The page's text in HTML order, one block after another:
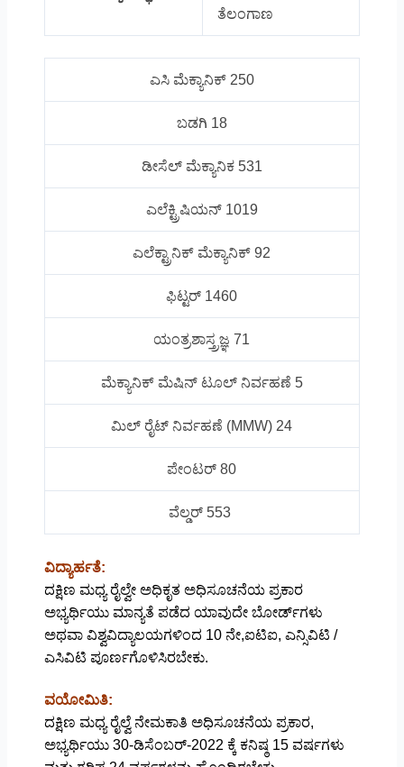
ತೆಲಂಗಾಣ
ಎಸಿ ಮೆಕ್ಯಾನಿಕ್ 250
ಬಡಗಿ 18
ಡೀಸೆಲ್ ಮೆಕ್ಯಾನಿಕ 531
ಎಲೆಕ್ಟ್ರಿಷಿಯನ್ 1019
ಎಲೆಕ್ಟ್ರಾನಿಕ್ ಮೆಕ್ಯಾನಿಕ್ 92
ಫಿಟ್ಟರ್ 1460
ಯಂತ್ರಶಾಸ್ತ್ರಜ್ಞ 71
ಮೆಕ್ಯಾನಿಕ್ ಮೆಷಿನ್ ಟೂಲ್ ನಿರ್ವಹಣೆ 5
ಮಿಲ್ ರೈಟ್ ನಿರ್ವಹಣೆ (MMW) 24
ಪೇಂಟರ್ 80
ವೆಲ್ಡರ್ 553
ವಿದ್ಯಾರ್ಹತೆ:
ದಕ್ಷಿಣ ಮಧ್ಯ ರೈಲ್ವೇ ಅಧಿಕೃತ ಅಧಿಸೂಚನೆಯ ಪ್ರಕಾರ
ಅಭ್ಯರ್ಥಿಯು ಮಾನ್ಯತೆ ಪಡೆದ ಯಾವುದೇ ಬೋರ್ಡ್‌ಗಳು
ಅಥವಾ ವಿಶ್ವವಿದ್ಯಾಲಯಗಳಿಂದ 10 ನೇ,ಐಟಿಐ, ಎನ್ಸಿವಿಟಿ /
ಎಸಿವಿಟಿ ಪೂರ್ಣಗೊಳಿಸಿರಬೇಕು.
ವಯೋಮಿತಿ:
ದಕ್ಷಿಣ ಮಧ್ಯ ರೈಲ್ವೆ ನೇಮಕಾತಿ ಅಧಿಸೂಚನೆಯ ಪ್ರಕಾರ,
ಅಭ್ಯರ್ಥಿಯು 30-ಡಿಸೆಂಬರ್-2022 ಕ್ಕೆ ಕನಿಷ್ಠ 15 ವರ್ಷಗಳು